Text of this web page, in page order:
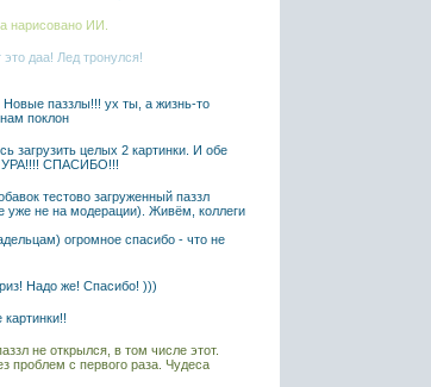
нарисовано ИИ.
даа! Лед тронулся!
паззлы!!! ух ты, а жизнь-то
поклон
загрузить целых 2 картинки. И обе
УРА!!!! СПАСИБО!!!
тестово загруженный паззл
уже не на модерации). Живём, коллеги
огромное спасибо - что не
Надо же! Спасибо! )))
не открылся, в том числе этот.
проблем с первого раза. Чудеса